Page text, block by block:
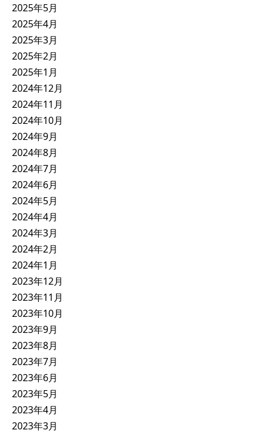
2025年5月
2025年4月
2025年3月
2025年2月
2025年1月
2024年12月
2024年11月
2024年10月
2024年9月
2024年8月
2024年7月
2024年6月
2024年5月
2024年4月
2024年3月
2024年2月
2024年1月
2023年12月
2023年11月
2023年10月
2023年9月
2023年8月
2023年7月
2023年6月
2023年5月
2023年4月
2023年3月